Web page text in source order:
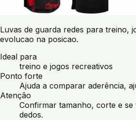
Luvas de guarda redes para treino,
evolucao na posicao.
Ideal para
treino e jogos recreativos
Ponto forte
Ajuda a comparar aderência,
Atenção
Confirmar tamanho, corte e se
dedos.